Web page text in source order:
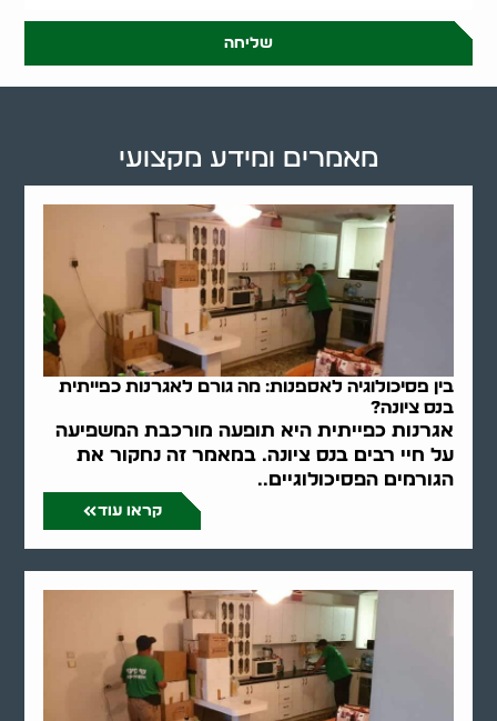
שליחה
בין פסיכולוגיה לאספנות: מה גורם לאגרנות כפייתית
בנס ציונה?
אגרנות כפייתית היא תופעה מורכבת המשפיעה
על חיי רבים בנס ציונה. במאמר זה נחקור את
הגורמים הפסיכולוגיים..
קראו עוד
מאמרים ומידע מקצועי